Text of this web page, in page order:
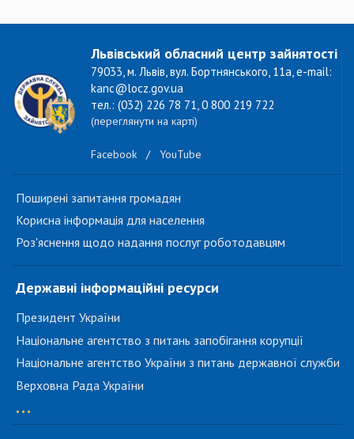
Львівський обласний центр зайнятості
79033, м. Львів, вул. Бортнянського, 11а, e-mail:
kanc@locz.gov.ua
тел.: (032) 226 78 71, 0 800 219 722
(переглянути на карті)
Facebook / YouTube
Поширені запитання громадян
Корисна інформація для населення
Роз'яснення щодо надання послуг роботодавцям
Державні інформаційні ресурси
Президент України
Національне агентство з питань запобігання корупції
Національне агентство України з питань державної служби
Верховна Рада України
...